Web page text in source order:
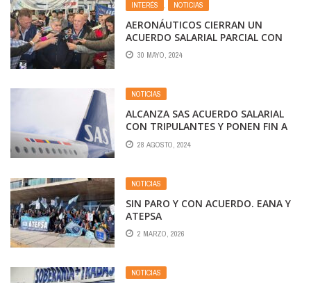
INTERÉS , NOTICIAS
AERONÁUTICOS CIERRAN UN
ACUERDO SALARIAL PARCIAL CON
AEROLÍNEAS ARGENTINAS
30 MAYO, 2024
NOTICIAS
ALCANZA SAS ACUERDO SALARIAL
CON TRIPULANTES Y PONEN FIN A
LA HUELGA
28 AGOSTO, 2024
NOTICIAS
SIN PARO Y CON ACUERDO. EANA Y
ATEPSA
2 MARZO, 2026
NOTICIAS